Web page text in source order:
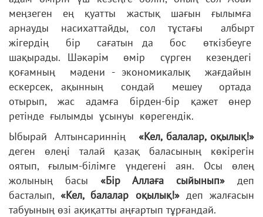
меңзеген ең қуатты жастық шағын ғылымға
арнауды насихаттайды, сол тұстағы албырт
жігердің бір сағатын да бос өткізбеуге
шақырады. Шәкәрім өмір сүрген кезеңдегі
қоғамның мәдени - экономикалық жағдайын
ескерсек, ақынның сондай мешеу ортада
отырып, жас адамға бірден-бір қажет өнер
ретінде ғылымды ұсынуы көрегендік.
Ыбырай Алтынсариннің «Кел, балалар, оқылық!»
деген өлеңі талай қазақ баласының көкірегін
оятып, ғылым-білімге үндегені аян. Осы өлең
жолының басы «Бір Аллаға сыйынып» деп
басталып,«Кел, балалар оқылық!»деп жалғасын
табуының өзі ақиқатты аңғартып тұрғандай.